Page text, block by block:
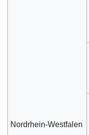
Nordrhein-Westfalen